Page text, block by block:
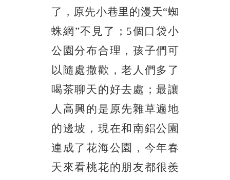
了，原先小巷里的漫天“蜘
蛛網”不見了；5個口袋小
公園分布合理，孩子們可
以隨處撒歡，老人們多了
喝茶聊天的好去處；最讓
人高興的是原先雜草遍地
的邊坡，現在和南鋁公園
連成了花海公園，今年春
天來看桃花的朋友都很羨